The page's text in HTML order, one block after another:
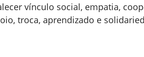
vínculo social, empatia,
troca, aprendizado e